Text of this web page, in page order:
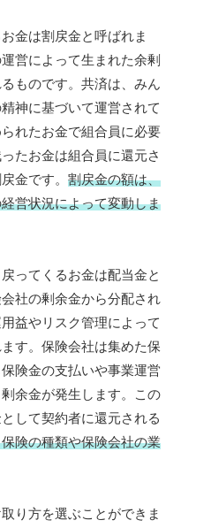
金は割戻金と呼ばれま
営によって生まれた余剰
ものです。共済は、みん
神に基づいて運営されて
れたお金で組合員に必要
たお金は組合員に還元さ
金です。 割戻金の額は、
営状況によって変動しま
ってくるお金は配当金と
社の剰余金から分配され
益やリスク管理によって
す。保険会社は集めた保
険金の支払いや事業運営
余金が発生します。この
して契約者に還元される
険の種類や保険会社の業
り方を選ぶことができま